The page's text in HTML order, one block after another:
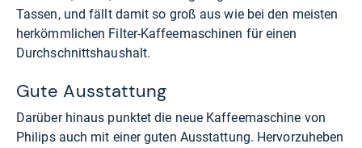
Tassen, und fällt damit so groß aus wie bei den meisten
herkömmlichen Filter-Kaffeemaschinen für einen
Durchschnittshaushalt.
Gute Ausstattung
Darüber hinaus punktet die neue Kaffeemaschine von
Philips auch mit einer guten Ausstattung. Hervorzuheben